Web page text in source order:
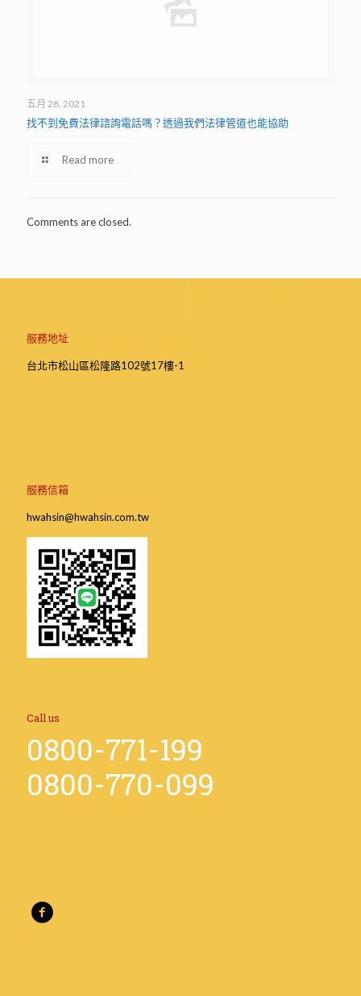
五月 28, 2021
找不到免費法律諮詢電話嗎？透過我們法律管道也能協助
Read more
Comments are closed.
服務地址
台北市松山區松隆路102號17樓-1
服務信箱
hwahsin@hwahsin.com.tw
Call us
0800-771-199
0800-770-099